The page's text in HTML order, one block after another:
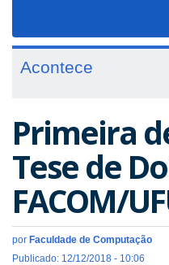
Acontece
Primeira
Tese de
FACOM/
por Faculdade de Computação
Publicado: 12/12/2018 - 10:06